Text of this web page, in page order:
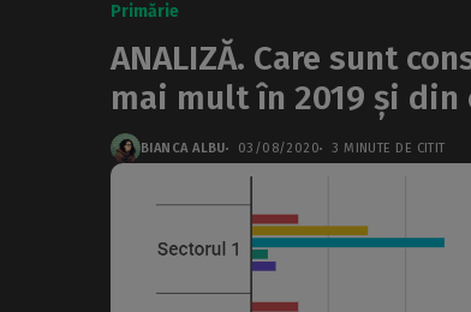
Primărie
ANALIZĂ. Care sunt
mai mult în 2019 și
BIANCA ALBU 03/08/2020 3 MINUTE DE CITIT